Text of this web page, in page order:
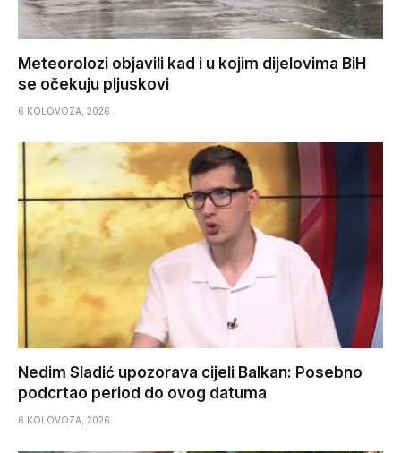
Meteorolozi objavili kad i u kojim dijelovima BiH
se očekuju pljuskovi
6 KOLOVOZA, 2026
Nedim Sladić upozorava cijeli Balkan: Posebno
podcrtao period do ovog datuma
6 KOLOVOZA, 2026